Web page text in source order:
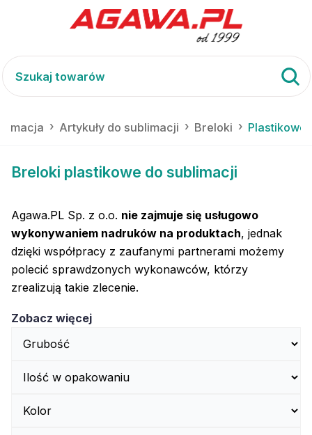
Artykuły do sublimacji Breloki Plastikowe
Breloki plastikowe do sublimacji
Agawa.PL Sp. z o.o. nie zajmuje się usługowo
wykonywaniem nadruków na produktach, jednak
dzięki współpracy z zaufanymi partnerami możemy
polecić sprawdzonych wykonawców, którzy
zrealizują takie zlecenie.
Zobacz więcej